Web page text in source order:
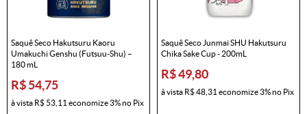
Saquê Seco Hakutsuru Kaoru
Umakuchi Genshu (Futsuu-Shu) –
180 mL
R$ 54,75
à vista R$ 53,11 economize3%no Pix
Saquê Seco Junmai SHU Hakutsuru
Chika Sake Cup - 200mL
R$ 49,80
à vista R$ 48,31 economize3%no Pix